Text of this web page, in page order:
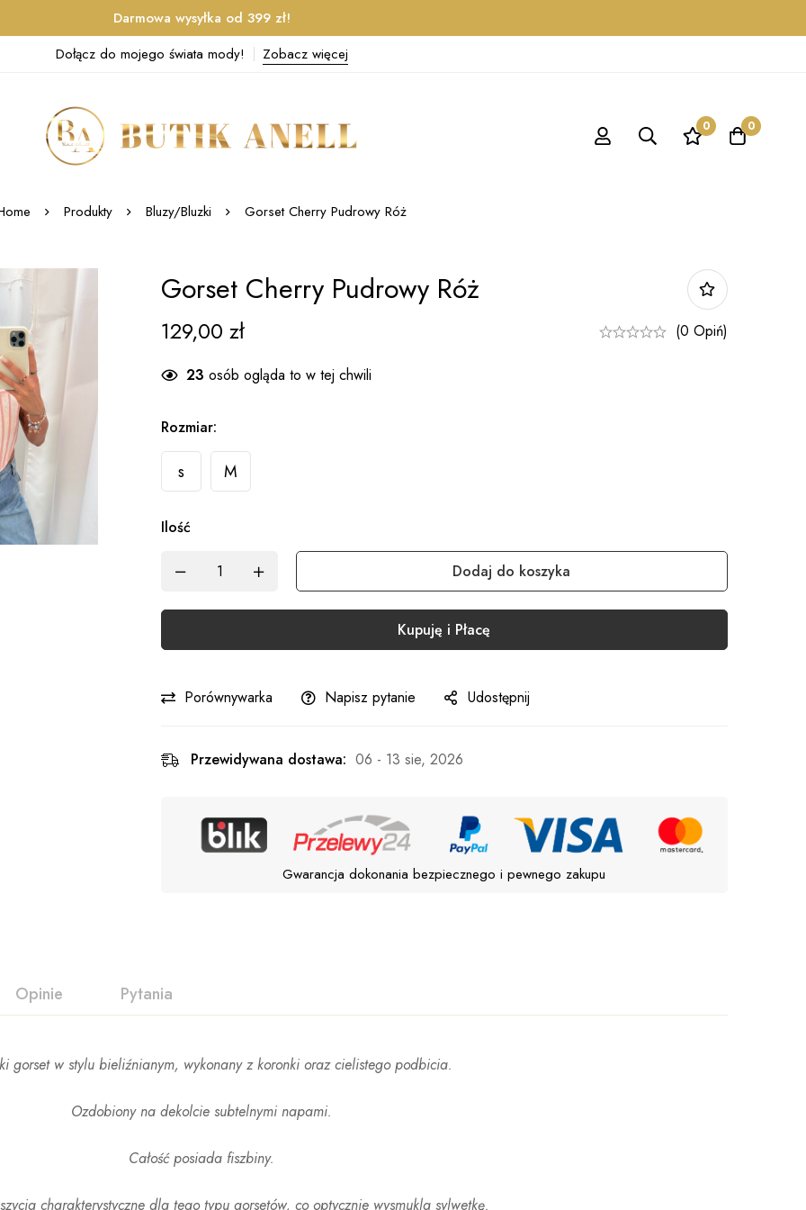
Darmowa wysyłka od 399 zł!
Dołącz do mojego świata mody!
Zobacz więcej
0 0
Produkty Bluzy/Bluzki Gorset Cherry Pudrowy Róż
Gorset Cherry Pudrowy Róż
129,00 zł (0 Opiń)
23 osób ogląda to w tej chwili
Rozmiar:
s M
Ilość
Dodaj do koszyka
Kupuję i Płacę
Porównywarka Napisz pytanie Udostępnij
Przewidywana dostawa: 06 - 13 sie, 2026
Gwarancja dokonania bezpiecznego i pewnego zakupu
Opinie Pytania
gorset w stylu bieliźnianym, wykonany z koronki oraz cielistego podbicia.
Ozdobiony na dekolcie subtelnymi napami.
Całość posiada fiszbiny.
charakterystyczne dla tego typu gorsetów, co optycznie wysmukla sylwetkę.